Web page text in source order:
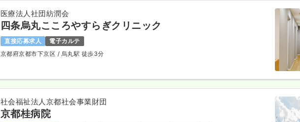
医療法人社団紡潤会
四条烏丸こころやすらぎクリニック
直接応募求人
電子カルテ
京都府京都市下京区 / 烏丸駅 徒歩3分
社会福祉法人京都社会事業財団
京都桂病院